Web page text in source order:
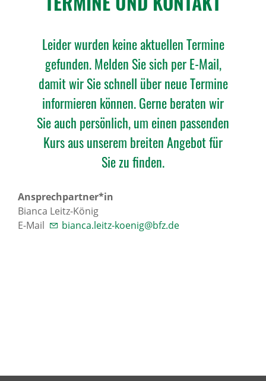
Leider wurden keine aktuellen Termine
gefunden. Melden Sie sich per E-Mail,
damit wir Sie schnell über neue Termine
informieren können. Gerne beraten wir
Sie auch persönlich, um einen passenden
Kurs aus unserem breiten Angebot für
Sie zu finden.
Ansprechpartner*in
Bianca Leitz-König
E-Mail
bianca.leitz-koenig@bfz.de